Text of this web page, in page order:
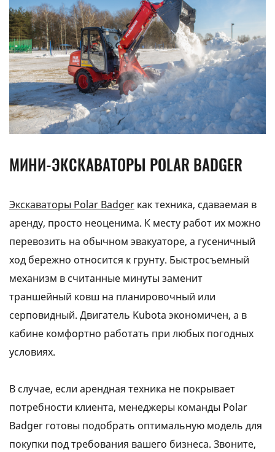
МИНИ-ЭКСКАВАТОРЫ POLAR BADGER
Экскаваторы Polar Badger как техника, сдаваемая в
аренду, просто неоценима. К месту работ их можно
перевозить на обычном эвакуаторе, а гусеничный
ход бережно относится к грунту. Быстросъемный
механизм в считанные минуты заменит
траншейный ковш на планировочный или
серповидный. Двигатель Kubota экономичен, а в
кабине комфортно работать при любых погодных
условиях.
В случае, если арендная техника не покрывает
потребности клиента, менеджеры команды Polar
Badger готовы подобрать оптимальную модель для
покупки под требования вашего бизнеса. Звоните,